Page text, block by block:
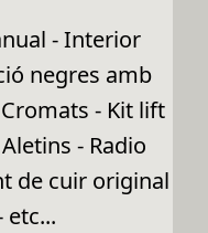
- Interior
negres amb
- Kit lift
- Radio
de cuir original
etc...